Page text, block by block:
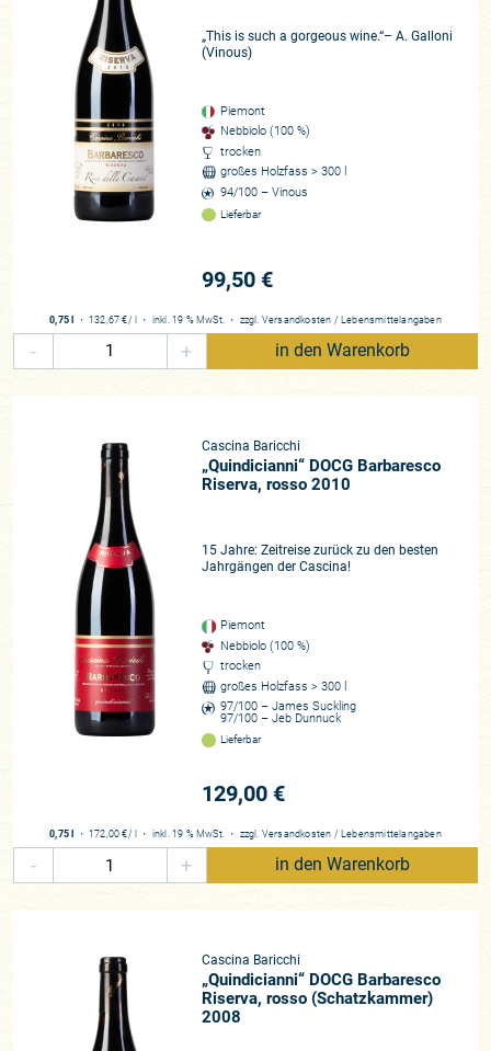
Natale hat ein Faible für seltene Rebsorten und die
leidenschaftliche Neugier, wie sie nur Autodidakten besitzen.
Neben seinem Nebbiolo Rosé bewirtschaftet er direkt am
Hof gelegen noch einige Parzellen der autochthonen
Weißweinrebsorte Timorasso, aber auch einige Reihen
Viognier, Riesling und sogar Chenin Blanc, die er für einen
Spumante verwendet, der mehr oder weniger komplett im
Land bleibt. Der Timorasso zählt zu den idiosynkratischsten
Weinen der Langhe, ein echter Kultwein mit Reifepotenzial
Apropos Reifepotenzial: auf der rund sieben Hektar
umfassenden Cascina Baricchi ticken die Uhren langsamer
als andernorts. Eine Vielzahl der Weine erscheint deutlich
kulinarische Abenteuer, keine Verkostung ohne ein
ausführliches Essen. Sie kennen die großen Weine der Welt
und möchten die Faszination des Nebbiolos auch bei ihren
Weinen – ohne Abstraktion oder besonderen Anforderungen
an die Geduld – nacherlebbar und erfahrbar machen. Die
Vinifikation ist vergleichsweise unspektakulär: Die Weine
gären teils noch in alten GFK-Tank statt im Stahl. Nicht etwa
aus Sparzwang, sondern weil Natale das neutrale und
temperatursensible Material schätzt. „Stahl ist kalt, beim GFK
fühle ich den Wein, er reagiert auf das Umfeld im Keller“. Im
Anschluss reifen die Weine, von denen rund 30.000 Flaschen
pro Jahr erzeugt werden, dann inbotti grandi
Eichenholz. Ausschlaggebend ist die lange Flaschenreife
bewusst zurückhalten, perfekt lagern und bei Trinkreife
Wurzeln in der Tradition der Region hat, aber immer die
Eleganz wahrt. Barruchis Barbareschi sind frei von neuem
optimaler Lagerbedingungen ein Potenzial an den Tag legen,
wie man es in Zeiten von Neubauten ohne Keller und vielen
Umzügen selbst nur noch äußerst selten erlebt. Natale und
Francesca sind echte Weinfreaks, sie brennen für ihr Thema
„This is such a gorgeous wine.“– A. Galloni
(Vinous)
Piemont
Nebbiolo (100 %)
trocken
großes Holzfass > 300 l
94/100 – Vinous
Lieferbar
99,50 €
0,75 l ・ 132,67 € / l ・ inkl. 19 % MwSt. ・ zzgl. Versandkosten / Lebensmittelangaben
- + in den Warenkorb
Cascina Baricchi
„Quindicianni“ DOCG Barbaresco
Riserva, rosso 2010
15 Jahre: Zeitreise zurück zu den besten
Jahrgängen der Cascina!
Piemont
Nebbiolo (100 %)
trocken
großes Holzfass > 300 l
97/100 – James Suckling
97/100 – Jeb Dunnuck
Lieferbar
129,00 €
0,75 l ・ 172,00 €/ l ・ inkl. 19 % MwSt. ・ zzgl. Versandkosten / Lebensmittelangaben
- + in den Warenkorb
Cascina Baricchi
„Quindicianni“ DOCG Barbaresco
Riserva, rosso (Schatzkammer)
2008